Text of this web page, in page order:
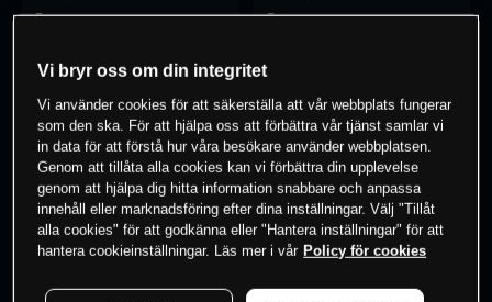
- -
0% av kunderna har enposition i detta
instrument
Börja handla
Vi bryr oss om din integritet
Vi använder cookies för att säkerställa att vår webbplats fungerar
som den ska. För att hjälpa oss att förbättra vår tjänst samlar vi
in data för att förstå hur våra besökare använder webbplatsen.
Genom att tillåta alla cookies kan vi förbättra din upplevelse
genom att hjälpa dig hitta information snabbare och anpassa
innehåll eller marknadsföring efter dina inställningar. Välj "Tillåt
alla cookies" för att godkänna eller "Hantera inställningar" för att
hantera cookieinställningar. Läs mer i vår Policy för cookies